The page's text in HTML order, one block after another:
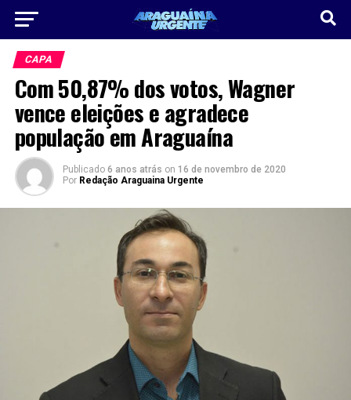
CAPA
Com 50,87% dos votos, Wagner
vence eleições e agradece
população em Araguaína
Publicado 6 anos atrás on 16 de novembro de 2020
Por Redação Araguaina Urgente